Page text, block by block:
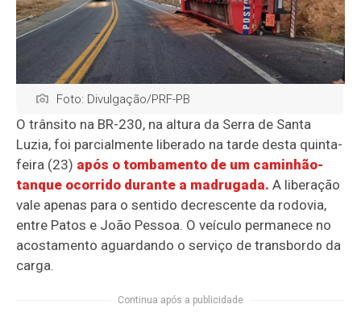
Foto: Divulgação/PRF-PB
O trânsito na BR-230, na altura da Serra de Santa
Luzia, foi parcialmente liberado na tarde desta quinta-
feira (23) após o tombamento de um caminhão-
tanque ocorrido durante a madrugada. A liberação
vale apenas para o sentido decrescente da rodovia,
entre Patos e João Pessoa. O veículo permanece no
acostamento aguardando o serviço de transbordo da
carga.
Continua após a publicidade